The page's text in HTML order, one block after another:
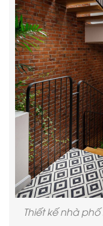
Thiết kế nhà phố